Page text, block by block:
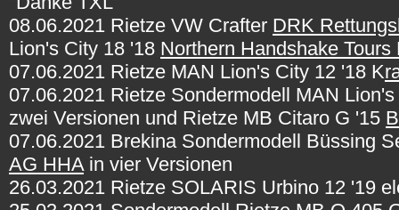
08.06.2021 Rietze VW Crafter DRK
Lion's City 18 '18 Northern Handshake Tours
07.06.2021 Rietze MAN Lion's City 12 '18 K
07.06.2021 Rietze Sondermodell MAN
zwei Versionen und Rietze MB Citaro G '15
07.06.2021 Brekina Sondermodell Büssing
AG HHAin vier Versionen
26.03.2021 Rietze SOLARIS Urbino 12 '19